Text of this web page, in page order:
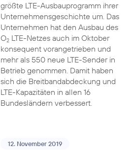
größte LTE-Ausbauprogramm ihrer
Unternehmensgeschichte um. Das
Unternehmen hat den Ausbau des
O2LTE-Netzes auch im Oktober
konsequent vorangetrieben und
mehr als 550 neue LTE-Sender in
Betrieb genommen. Damit haben
sich die Breitbandabdeckung und
LTE-Kapazitäten in allen 16
Bundesländern verbessert.
12. November 2019